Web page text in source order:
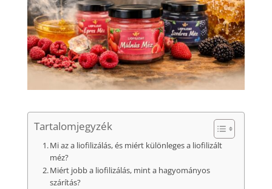
Tartalomjegyzék
Mi az a liofilizálás, és miért különleges a liofilizált
méz?
Miért jobb a liofilizálás, mint a hagyományos
szárítás?